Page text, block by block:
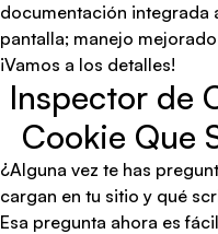
documentación integrada
pantalla; manejo
¡Vamos a los detalles!
Inspector de
Cookie Que
¿Alguna vez te has
cargan en tu sitio y qué
Esa pregunta ahora es